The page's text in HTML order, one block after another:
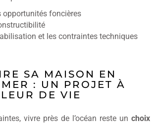
opportunités foncières
et les contraintes techniques
SA MAISON EN
: UN PROJET À
DE VIE
vivre près de l’océan reste un choix